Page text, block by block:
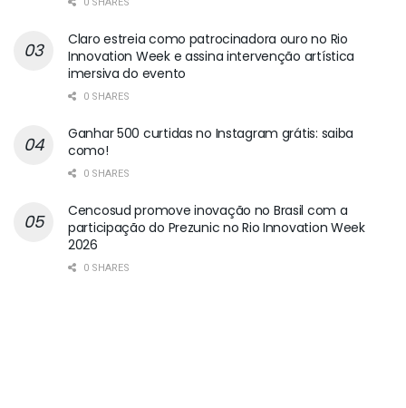
Claro estreia como patrocinadora ouro no Rio
Innovation Week e assina intervenção artística
imersiva do evento
0 SHARES
Ganhar 500 curtidas no Instagram grátis: saiba
como!
0 SHARES
Cencosud promove inovação no Brasil com a
participação do Prezunic no Rio Innovation Week
2026
0 SHARES